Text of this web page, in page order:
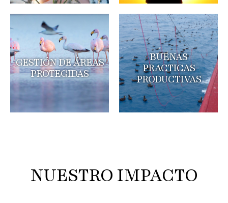
GESTIÓN DE ÁREAS
PROTEGIDAS
BUENAS
PRACTICAS
PRODUCTIVAS
NUESTRO IMPACTO